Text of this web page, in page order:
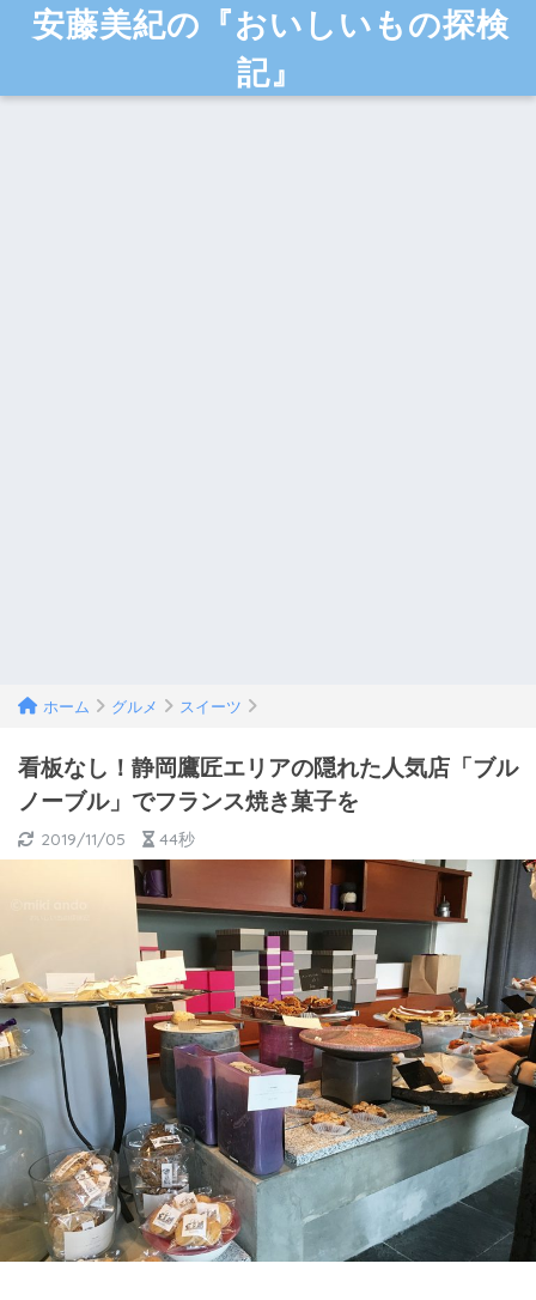
安藤美紀の『おいしいもの探検
記』
ホーム グルメ スイーツ
看板なし！静岡鷹匠エリアの隠れた人気店「ブル
ノーブル」でフランス焼き菓子を
2019/11/05 44秒